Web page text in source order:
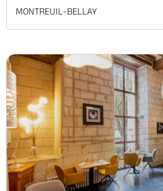
MONTREUIL-BELLAY